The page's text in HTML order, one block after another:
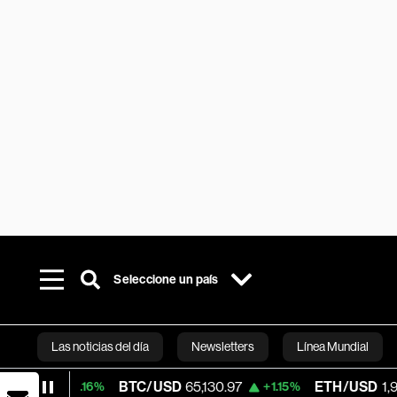
Seleccione un país
Las noticias del día Newsletters Línea Mundial
Bloomberg
BTC/USD 65,130.97 +1.15% ETH/USD 1,929.088